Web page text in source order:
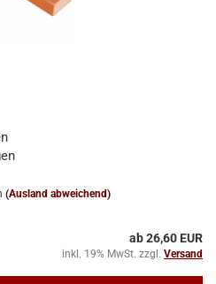
(Ausland abweichend)
ab 26,60 EUR
inkl. 19% MwSt. zzgl. Versand